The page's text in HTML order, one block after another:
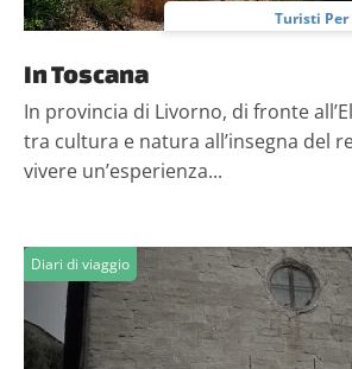
Turisti Per
In Toscana
In provincia di Livorno, di fronte
tra cultura e natura all’insegna del
vivere un’esperienza...
Diari di viaggio